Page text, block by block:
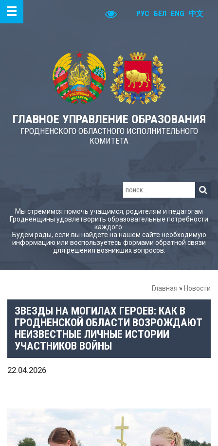
РУС БЕЛ ENG 中文
ГЛАВНОЕ УПРАВЛЕНИЕ ОБРАЗОВАНИЯ
ГРОДНЕНСКОГО ОБЛАСТНОГО ИСПОЛНИТЕЛЬНОГО
КОМИТЕТА
Мы стремимся помочь учащимся, родителям и педагогам
Гродненщины удовлетворить образовательные потребности
каждого.
Будем рады, если вы найдете на нашем сайте необходимую
информацию или воспользуетесь формами обратной связи
для решения возникших вопросов.
Главная » Новости
ЗВЕЗДЫ НА МОГИЛАХ ГЕРОЕВ: КАК В
ГРОДНЕНСКОЙ ОБЛАСТИ ВОЗРОЖДАЮТ
НЕИЗВЕСТНЫЕ ЛИЧНЫЕ ИСТОРИИ
УЧАСТНИКОВ ВОЙНЫ
22.04.2026